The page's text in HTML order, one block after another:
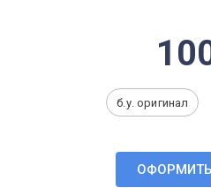
б.у. оригинал